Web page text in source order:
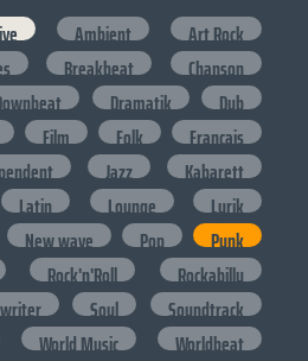
Ambient
Art Rock
Breakbeat
Chanson
Dramatik
Dub
Film Folk
Francais
Jazz
Kabarett
Latin Lounge
Lyrik
New wave Pop
Punk
Rock'n'Roll
Rockabilly
Soul
Soundtrack
World Music
Worldbeat